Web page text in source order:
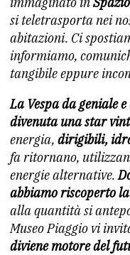
si teletrasporta nei
abitazioni. Ci
informiamo,
tangibile eppure
La Vespa da geniale
divenuta una star
energia, dirigibili,
fa ritornano,
energie alternative.
abbiamo riscoperto
alla quantità si
Museo Piaggio vi
diviene motore del